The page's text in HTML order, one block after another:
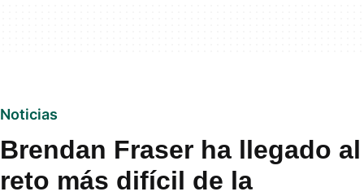
Noticias
Brendan Fraser ha llegado al
reto más difícil de la